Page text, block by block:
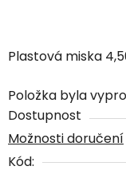
Plastová miska
Položka byla
Dostupnost
Možnosti doručení
Kód: